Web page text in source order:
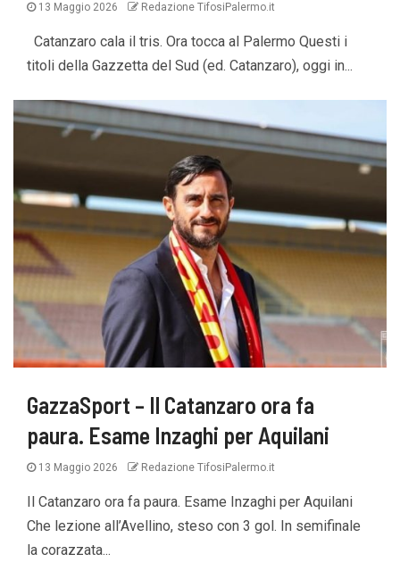
13 Maggio 2026 Redazione TifosiPalermo.it
Catanzaro cala il tris. Ora tocca al Palermo Questi i
titoli della Gazzetta del Sud (ed. Catanzaro), oggi in...
GazzaSport – Il Catanzaro ora fa
paura. Esame Inzaghi per Aquilani
13 Maggio 2026 Redazione TifosiPalermo.it
Il Catanzaro ora fa paura. Esame Inzaghi per Aquilani
Che lezione all’Avellino, steso con 3 gol. In semifinale
la corazzata...